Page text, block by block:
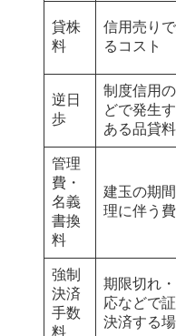
貸株
料
信用売り
るコスト
逆日
歩
制度信用
どで発生
ある品貸料
管理
費・
名義
書換
料
建玉の期
理に伴う
強制
決済
手数
料
期限切れ
応などで
決済する